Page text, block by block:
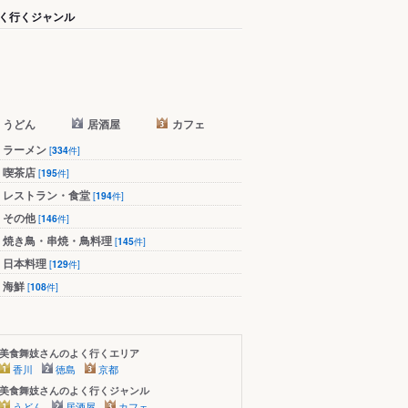
行くジャンル
うどん 居酒屋
カフェ
ラーメン [334件]
喫茶店 [195件]
レストラン・食堂 [194件]
その他[146件]
焼き鳥・串焼・鳥料理 [145件]
日本料理 [129件]
海鮮 [108件]
美食舞妓さんのよく行くエリア
香川 徳島 京都
美食舞妓さんのよく行くジャンル